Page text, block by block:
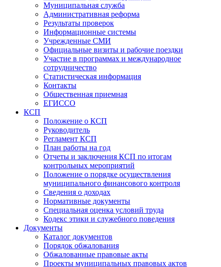
Муниципальная служба
Административная реформа
Результаты проверок
Информационные системы
Учрежденные СМИ
Официальные визиты и рабочие поездки
Участие в программах и международное
сотрудничество
Статистическая информация
Контакты
Общественная приемная
ЕГИССО
КСП
Положение о КСП
Руководитель
Регламент КСП
План работы на год
Отчеты и заключения КСП по итогам
контрольных мероприятий
Положение о порядке осуществления
муниципального финансового контроля
Сведения о доходах
Нормативные документы
Специальная оценка условий труда
Кодекс этики и служебного поведения
Документы
Каталог документов
Порядок обжалования
Обжалованные правовые акты
Проекты муниципальных правовых актов